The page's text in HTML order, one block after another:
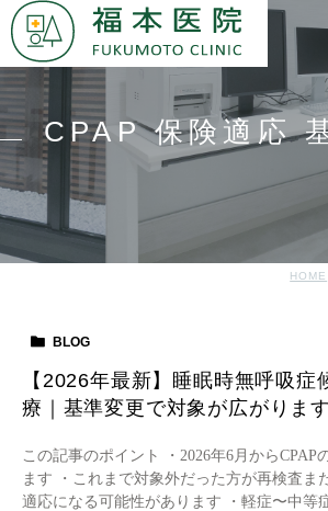
CPAP 保険適応
HOME
BLOG
【2026年最新】睡眠時無呼吸症
療｜基準変更で対象が広がります
この記事のポイント ・2026年6月からCPAP
ます ・これまで対象外だった方が再検査ま
適応になる可能性があります ・軽症〜中等